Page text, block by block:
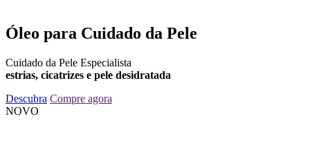
Óleo para Cuidado da Pele
Cuidado da Pele Especialista
estrias, cicatrizes e pele desidratada
Descubra Compre agora
NOVO